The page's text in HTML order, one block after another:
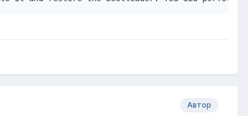
Автор